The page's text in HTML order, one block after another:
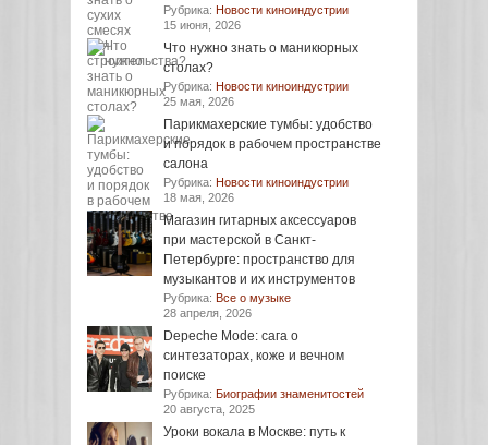
Рубрика: Новости киноиндустрии
15 июня, 2026
Что нужно знать о маникюрных
столах?
Рубрика: Новости киноиндустрии
25 мая, 2026
Парикмахерские тумбы: удобство
и порядок в рабочем пространстве
салона
Рубрика: Новости киноиндустрии
18 мая, 2026
Магазин гитарных аксессуаров
при мастерской в Санкт-
Петербурге: пространство для
музыкантов и их инструментов
Рубрика: Все о музыке
28 апреля, 2026
Depeche Mode: сага о
синтезаторах, коже и вечном
поиске
Рубрика: Биографии знаменитостей
20 августа, 2025
Уроки вокала в Москве: путь к